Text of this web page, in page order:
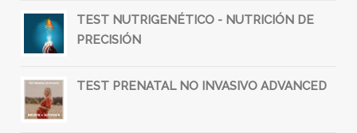
TEST NUTRIGENÉTICO - NUTRICIÓN DE
PRECISIÓN
TEST PRENATAL NO INVASIVO ADVANCED